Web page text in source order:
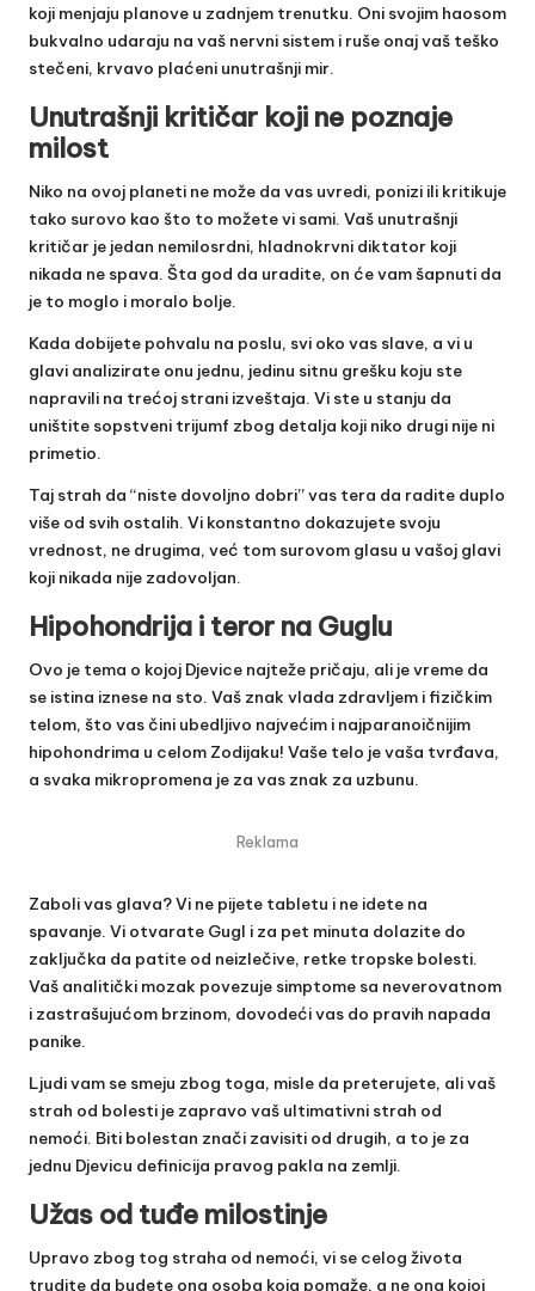
koji menjaju planove u zadnjem trenutku. Oni svojim haosom
bukvalno udaraju na vaš nervni sistem i ruše onaj vaš teško
stečeni, krvavo plaćeni unutrašnji mir.
Unutrašnji kritičar koji ne poznaje
milost
Niko na ovoj planeti ne može da vas uvredi, ponizi ili kritikuje
tako surovo kao što to možete vi sami. Vaš unutrašnji
kritičar je jedan nemilosrdni, hladnokrvni diktator koji
nikada ne spava. Šta god da uradite, on će vam šapnuti da
je to moglo i moralo bolje.
Kada dobijete pohvalu na poslu, svi oko vas slave, a vi u
glavi analizirate onu jednu, jedinu sitnu grešku koju ste
napravili na trećoj strani izveštaja. Vi ste u stanju da
uništite sopstveni trijumf zbog detalja koji niko drugi nije ni
primetio.
Taj strah da “niste dovoljno dobri” vas tera da radite duplo
više od svih ostalih. Vi konstantno dokazujete svoju
vrednost, ne drugima, već tom surovom glasu u vašoj glavi
koji nikada nije zadovoljan.
Hipohondrija i teror na Guglu
Ovo je tema o kojoj Djevice najteže pričaju, ali je vreme da
se istina iznese na sto. Vaš znak vlada zdravljem i fizičkim
telom, što vas čini ubedljivo najvećim i najparanoičnijim
hipohondrima u celom Zodijaku! Vaše telo je vaša tvrđava,
a svaka mikropromena je za vas znak za uzbunu.
Reklama
Zaboli vas glava? Vi ne pijete tabletu i ne idete na
spavanje. Vi otvarate Gugl i za pet minuta dolazite do
zaključka da patite od neizlečive, retke tropske bolesti.
Vaš analitički mozak povezuje simptome sa neverovatnom
i zastrašujućom brzinom, dovodeći vas do pravih napada
panike.
Ljudi vam se smeju zbog toga, misle da preterujete, ali vaš
strah od bolesti je zapravo vaš ultimativni strah od
nemoći. Biti bolestan znači zavisiti od drugih, a to je za
jednu Djevicu definicija pravog pakla na zemlji.
Užas od tuđe milostinje
Upravo zbog tog straha od nemoći, vi se celog života
trudite da budete ona osoba koja pomaže, a ne ona kojoj